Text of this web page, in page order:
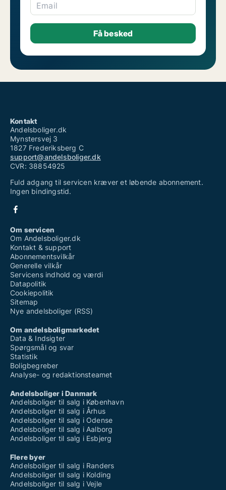
Email
Kontakt
Andelsboliger.dk
Mynstersvej 3
1827 Frederiksberg C
support@andelsboliger.dk
CVR: 38854925
Fuld adgang til servicen kræver et løbende abonnement.
Ingen bindingstid.
Om servicen
Om Andelsboliger.dk
Kontakt & support
Abonnementsvilkår
Generelle vilkår
Servicens indhold og værdi
Datapolitik
Cookiepolitik
Sitemap
Nye andelsboliger (RSS)
Om andelsboligmarkedet
Data & Indsigter
Spørgsmål og svar
Statistik
Boligbegreber
Analyse- og redaktionsteamet
Andelsboliger i Danmark
Andelsboliger til salg i København
Andelsboliger til salg i Århus
Andelsboliger til salg i Odense
Andelsboliger til salg i Aalborg
Andelsboliger til salg i Esbjerg
Flere byer
Andelsboliger til salg i Randers
Andelsboliger til salg i Kolding
Andelsboliger til salg i Vejle